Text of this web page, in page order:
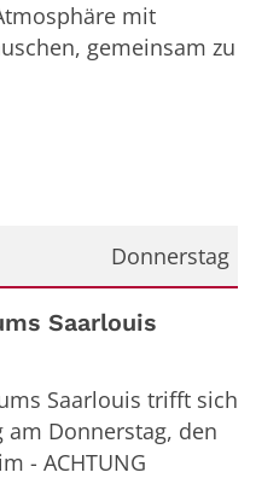
mit
gemeinsam zu
Donnerstag
Saarlouis
Saarlouis trifft sich
am Donnerstag, den
- ACHTUNG